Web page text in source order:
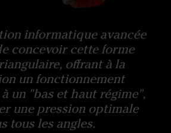
informatique avancée
concevoir cette forme
offrant à la
un fonctionnement
un "bas et haut régime",
une pression optimale
tous les angles.